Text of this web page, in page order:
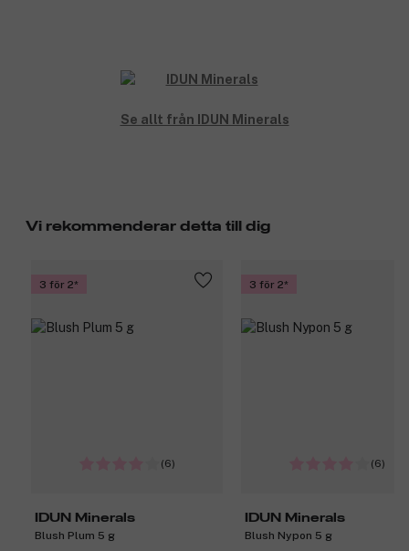
Se allt från IDUN Minerals
Vi rekommenderar detta till dig
3 för 2
(6)
IDUN Minerals
Blush Plum 5 g
3 för 2
(6)
IDUN Minerals
Blush Nypon 5 g